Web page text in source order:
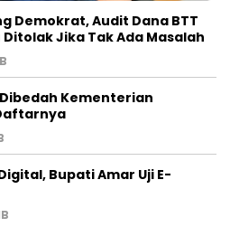
Demokrat, Audit Dana BTT
Ditolak Jika Tak Ada Masalah
Kementerian
Bupati Amar Uji E-